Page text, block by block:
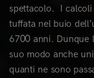
spettacolo. I calcoli
tuffata nel buio
6700 anni. Dunque
suo modo anche
quanti ne sono